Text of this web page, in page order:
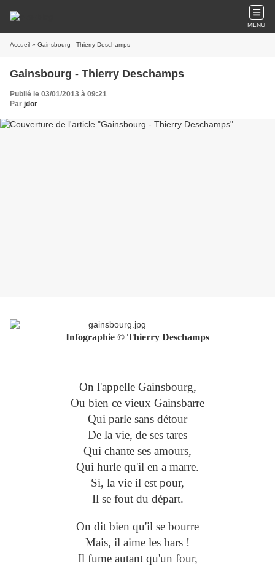
MENU
Accueil » Gainsbourg - Thierry Deschamps
Gainsbourg - Thierry Deschamps
Publié le 03/01/2013 à 09:21
Par jdor
Infographie © Thierry Deschamps
On l'appelle Gainsbourg,
Ou bien ce vieux Gainsbarre
Qui parle sans détour
De la vie, de ses tares
Qui chante ses amours,
Qui hurle qu'il en a marre.
Si, la vie il est pour,
Il se fout du départ.
On dit bien qu'il se bourre
Mais, il aime les bars !
Il fume autant qu'un four,